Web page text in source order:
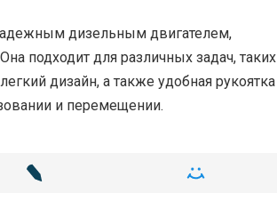
дизельным двигателем,
подходит для различных задач, таких
дизайн, а также удобная рукоятка
и перемещении.